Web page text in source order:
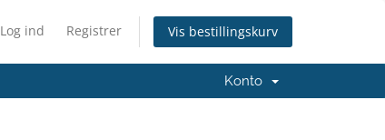
Log ind Registrer Vis bestillingskurv
Konto